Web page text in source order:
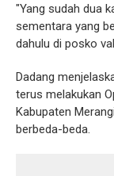
"Yang sudah dua
sementara yang
dahulu di posko
Dadang
terus melakukan
Kabupaten
berbeda-beda.